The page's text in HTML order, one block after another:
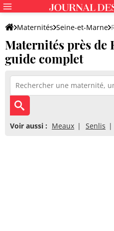
Maternités Seine-et-Marne
Maternités près de
guide complet
Voir aussi : Meaux Senlis